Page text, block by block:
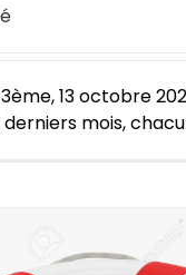
13 octobre
derniers mois,